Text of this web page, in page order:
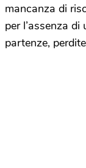
mancanza di
per l’assenza
partenze,